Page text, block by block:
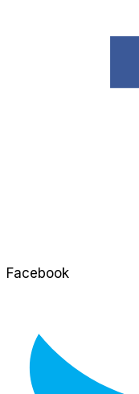
Facebook